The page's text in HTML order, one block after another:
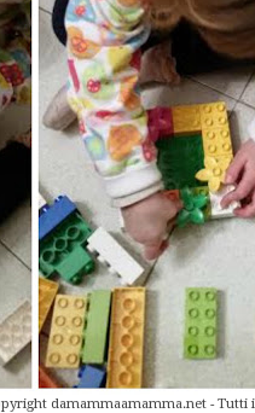
damammaamamma.net -